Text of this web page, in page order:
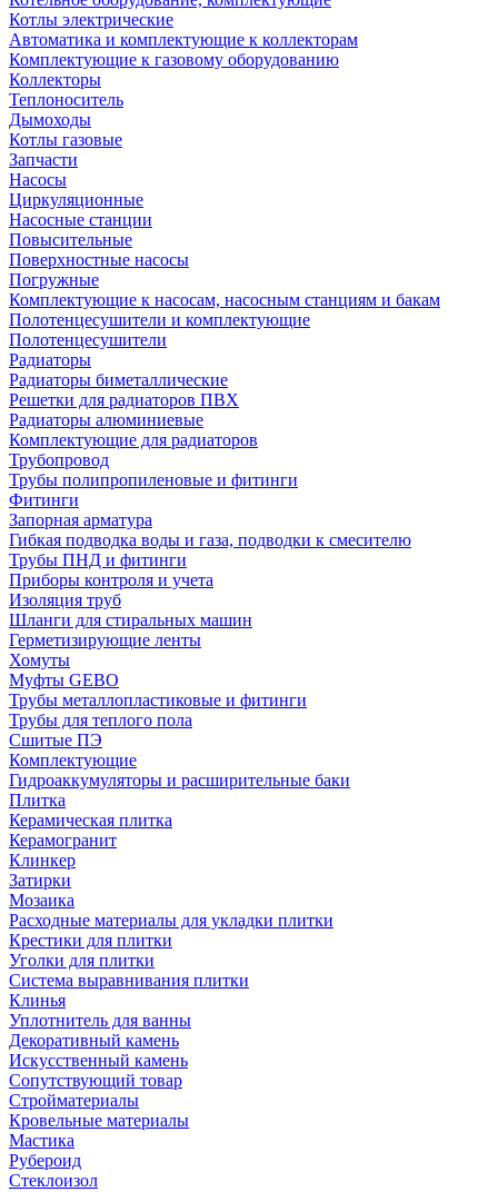
Котлы электрические
Автоматика и комплектующие к коллекторам
Комплектующие к газовому оборудованию
Коллекторы
Теплоноситель
Дымоходы
Котлы газовые
Запчасти
Насосы
Циркуляционные
Насосные станции
Повысительные
Поверхностные насосы
Погружные
Комплектующие к насосам, насосным станциям и бакам
Полотенцесушители и комплектующие
Полотенцесушители
Радиаторы
Радиаторы биметаллические
Решетки для радиаторов ПВХ
Радиаторы алюминиевые
Комплектующие для радиаторов
Трубопровод
Трубы полипропиленовые и фитинги
Фитинги
Запорная арматура
Гибкая подводка воды и газа, подводки к смесителю
Трубы ПНД и фитинги
Приборы контроля и учета
Изоляция труб
Шланги для стиральных машин
Герметизирующие ленты
Хомуты
Муфты GEBO
Трубы металлопластиковые и фитинги
Трубы для теплого пола
Сшитые ПЭ
Комплектующие
Гидроаккумуляторы и расширительные баки
Плитка
Керамическая плитка
Керамогранит
Клинкер
Затирки
Мозаика
Расходные материалы для укладки плитки
Крестики для плитки
Уголки для плитки
Система выравнивания плитки
Клинья
Уплотнитель для ванны
Декоративный камень
Искусственный камень
Сопутствующий товар
Стройматериалы
Кровельные материалы
Мастика
Рубероид
Стеклоизол